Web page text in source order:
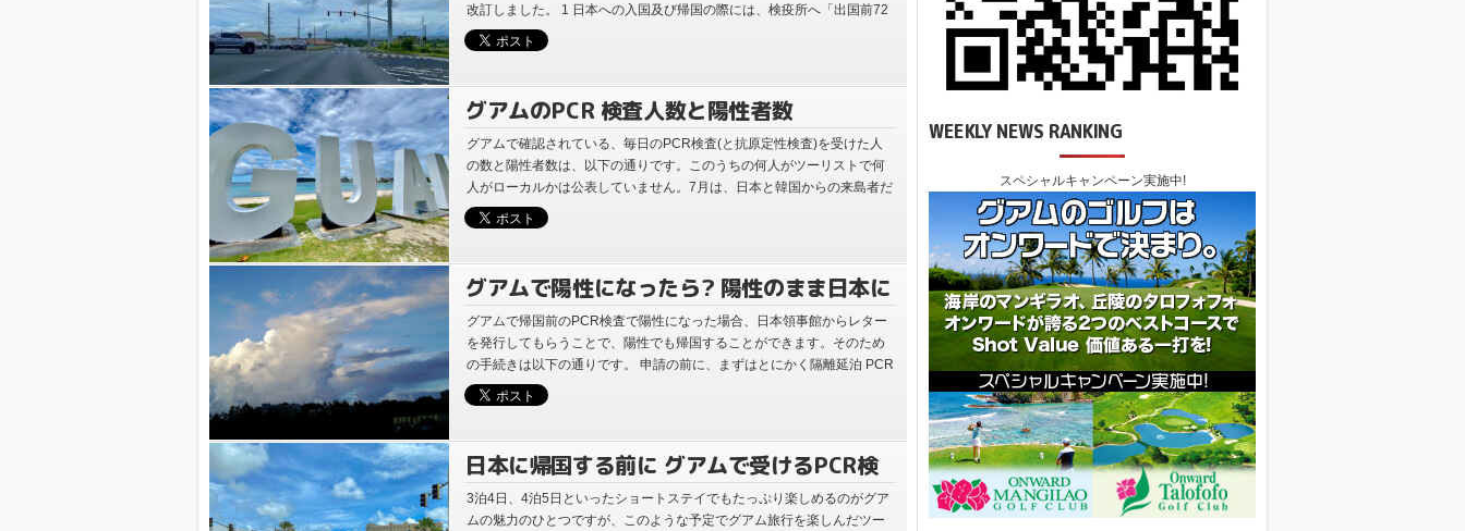
改訂しました。 1 日本への入国及び帰国の際には、検疫所へ「出国前72
時間以内の検…
グアムのPCR 検査人数と陽性者数
グアムで確認されている、毎日のPCR検査(と抗原定性検査)を受けた人
の数と陽性者数は、以下の通りです。このうちの何人がツーリストで何
人がローカルかは公表していません。7月は、日本と韓国からの来島者だ
けで23,000人は訪…
グアムで陽性になったら? 陽性のまま日本に
帰国する方法 最新情報 (2022年8月4日現
在)
グアムで帰国前のPCR検査で陽性になった場合、日本領事館からレター
を発行してもらうことで、陽性でも帰国することができます。そのため
の手続きは以下の通りです。 申請の前に、まずはとにかく隔離延泊 PCR
検査で陽性が出たら、…
日本に帰国する前に グアムで受けるPCR検
査で 陽性になった時の具体的な対処例
3泊4日、4泊5日といったショートステイでもたっぷり楽しめるのがグア
ムの魅力のひとつですが、このような予定でグアム旅行を楽しんだツー
WEEKLY NEWS RANKING
スペシャルキャンペーン実施中!